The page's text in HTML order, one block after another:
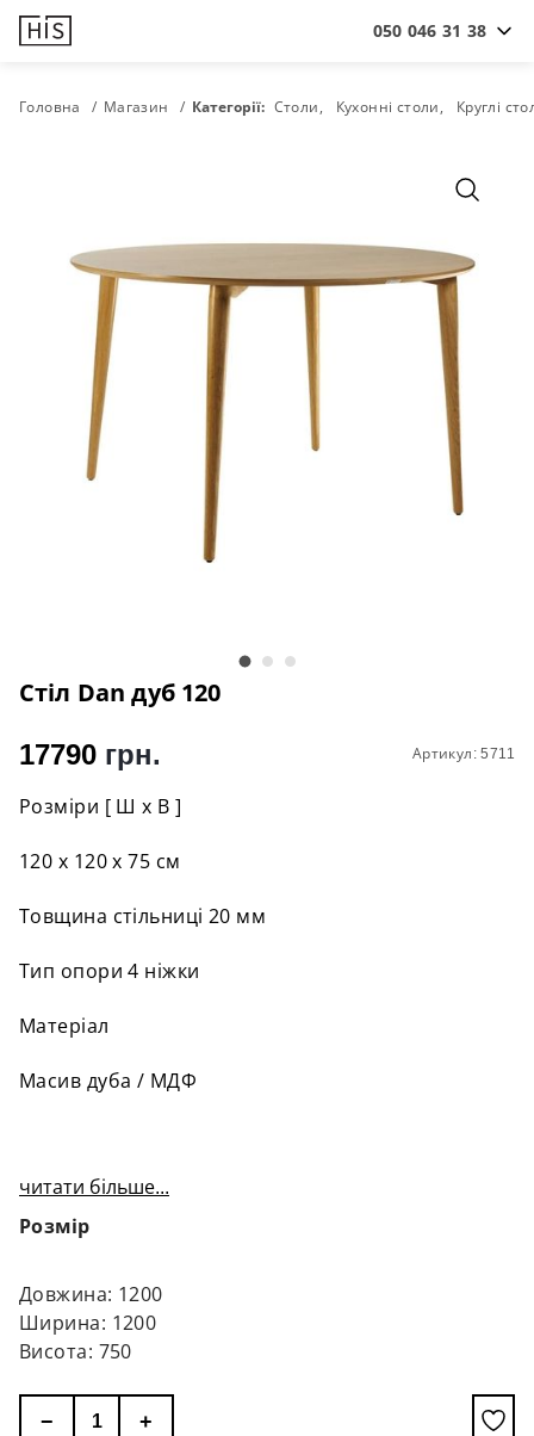
050 046 31 38
Головна Магазин Категорії: Столи Кухонні столи Круглі
Стіл Dan дуб 120
Артикул: 5711
17790 грн.
Розміри [ Ш х В ]
120 х 120 х 75 см
Товщина стільниці 20 мм
Тип опори 4 ніжки
Матеріал
Масив дуба / МДФ
читати більше...
Розмір
Довжина: 1200
Ширина: 1200
Висота: 750
− +